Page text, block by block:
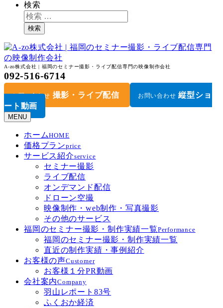
検索
検索
A-zo株式会社 | 福岡のセミナー撮影・ライブ配信専門の映像制作会社
092-516-6714
お問い合わせ 撮影・ライブ配信 お問い合わせ 縦型ショ
ート動画
MENU
ホームHOME
価格プランprice
サービス紹介service
セミナー撮影
ライブ配信
オンデマンド配信
ドローン空撮
映像制作・web制作・写真撮影
その他のサービス
福岡のセミナー撮影・制作実績一覧Performance
福岡のセミナー撮影・制作実績一覧
直近の制作実績・事例紹介
お客様の声Customer
お客様１分PR動画
会社案内Company
羽山レポート83号
ふくおか経済